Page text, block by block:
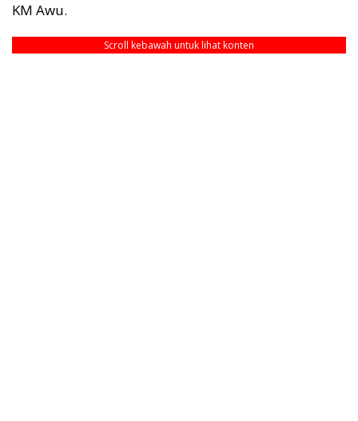
KM Awu.
Scroll kebawah untuk lihat konten